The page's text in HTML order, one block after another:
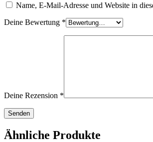
Name, E-Mail-Adresse und Website in
Deine Bewertung *
Deine Rezension *
Ähnliche Produkte